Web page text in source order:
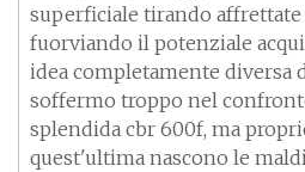
superficiale tirando
fuorviando il potenziale
idea completamente diversa
soffermo troppo nel
splendida cbr 600f, ma
quest'ultima nascono le